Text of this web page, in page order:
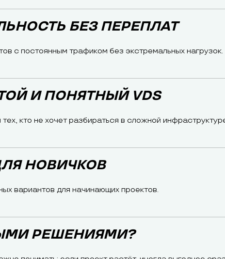
БЕЗ ПЕРЕПЛАТ
с постоянным трафиком без экстремальных нагрузок.
И ПОНЯТНЫЙ VDS
кто не хочет разбираться в сложной
НОВИЧКОВ
вариантов для начинающих проектов.
РЕШЕНИЯМИ?